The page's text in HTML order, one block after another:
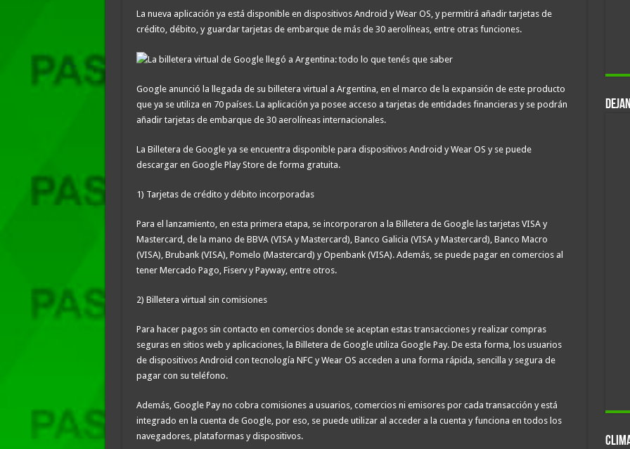
La nueva aplicación ya está disponible en dispositivos Android y Wear OS, y permitirá añadir tarjetas de
crédito, débito, y guardar tarjetas de embarque de más de 30 aerolíneas, entre otras funciones.
Google anunció la llegada de su billetera virtual a Argentina, en el marco de la expansión de este producto
que ya se utiliza en 70 países. La aplicación ya posee acceso a tarjetas de entidades financieras y se podrán
añadir tarjetas de embarque de 30 aerolíneas internacionales.
La Billetera de Google ya se encuentra disponible para dispositivos Android y Wear OS y se puede
descargar en Google Play Store de forma gratuita.
1) Tarjetas de crédito y débito incorporadas
Para el lanzamiento, en esta primera etapa, se incorporaron a la Billetera de Google las tarjetas VISA y
Mastercard, de la mano de BBVA (VISA y Mastercard), Banco Galicia (VISA y Mastercard), Banco Macro
(VISA), Brubank (VISA), Pomelo (Mastercard) y Openbank (VISA). Además, se puede pagar en comercios al
tener Mercado Pago, Fiserv y Payway, entre otros.
2) Billetera virtual sin comisiones
Para hacer pagos sin contacto en comercios donde se aceptan estas transacciones y realizar compras
seguras en sitios web y aplicaciones, la Billetera de Google utiliza Google Pay. De esta forma, los usuarios
de dispositivos Android con tecnología NFC y Wear OS acceden a una forma rápida, sencilla y segura de
pagar con su teléfono.
Además, Google Pay no cobra comisiones a usuarios, comercios ni emisores por cada transacción y está
integrado en la cuenta de Google, por eso, se puede utilizar al acceder a la cuenta y funciona en todos los
navegadores, plataformas y dispositivos.